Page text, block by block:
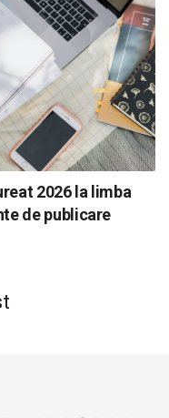
2026 la limba
de publicare